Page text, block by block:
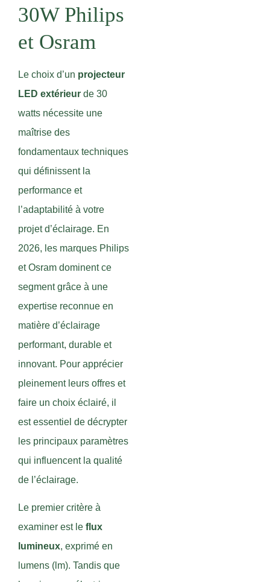
30W Philips
et Osram
Le choix d’un projecteur
LED extérieur de 30
watts nécessite une
maîtrise des
fondamentaux techniques
qui définissent la
performance et
l’adaptabilité à votre
projet d’éclairage. En
2026, les marques Philips
et Osram dominent ce
segment grâce à une
expertise reconnue en
matière d’éclairage
performant, durable et
innovant. Pour apprécier
pleinement leurs offres et
faire un choix éclairé, il
est essentiel de décrypter
les principaux paramètres
qui influencent la qualité
de l’éclairage.
Le premier critère à
examiner est le flux
lumineux, exprimé en
lumens (lm). Tandis que